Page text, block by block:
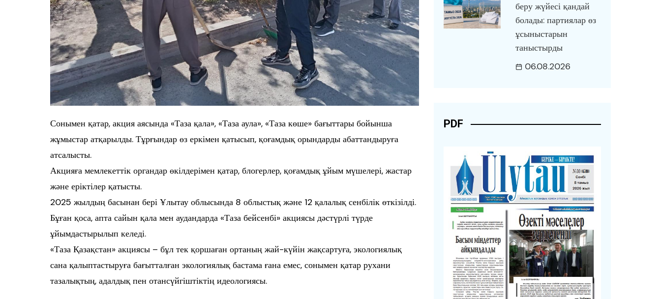
Сонымен қатар, акция аясында «Таза қала», «Таза аула», «Таза көше» бағыттары бойынша
жұмыстар атқарылды. Тұрғындар өз еркімен қатысып, қоғамдық орындарды абаттандыруға
атсалысты.
Акцияға мемлекеттік органдар өкілдерімен қатар, блогерлер, қоғамдық ұйым мүшелері, жастар
және еріктілер қатысты.
2025 жылдың басынан бері Ұлытау облысында 8 облыстық және 12 қалалық сенбілік өткізілді.
Бұған қоса, апта сайын қала мен аудандарда «Таза бейсенбі» акциясы дәстүрлі түрде
ұйымдастырылып келеді.
«Таза Қазақстан» акциясы – бұл тек қоршаған ортаның жай-күйін жақсартуға, экологиялық
сана қалыптастыруға бағытталған экологиялық бастама ғана емес, сонымен қатар рухани
тазалықтың, адалдық пен отансүйгіштіктің идеологиясы.
беру жүйесі қандай
болады: партиялар өз
ұсыныстарын
таныстырды
06.08.2026
PDF